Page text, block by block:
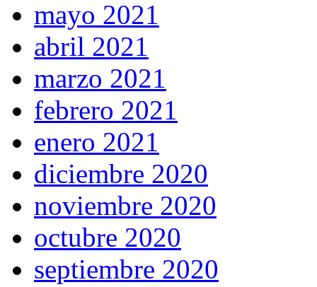
mayo 2021
abril 2021
marzo 2021
febrero 2021
enero 2021
diciembre 2020
noviembre 2020
octubre 2020
septiembre 2020